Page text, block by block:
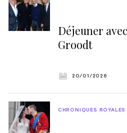
Déjeuner
Groodt
20/01/2026
CHRONIQUES ROYALES